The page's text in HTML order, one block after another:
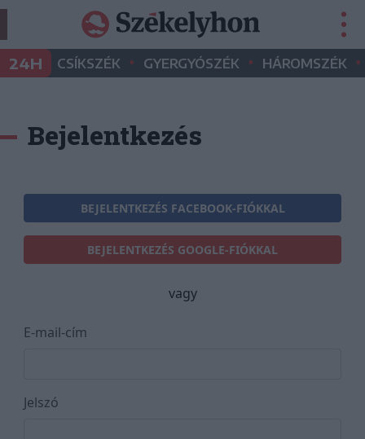
24H CSÍKSZÉK • GYERGYÓSZÉK • HÁROMSZÉK •
Bejelentkezés
BEJELENTKEZÉS FACEBOOK-FIÓKKAL
BEJELENTKEZÉS GOOGLE-FIÓKKAL
vagy
E-mail-cím
Jelszó